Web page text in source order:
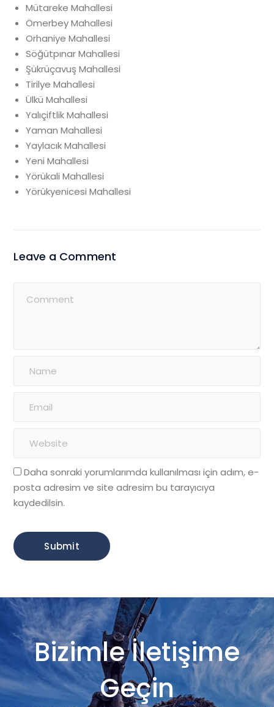
Mütareke Mahallesi
Ömerbey Mahallesi
Orhaniye Mahallesi
Söğütpınar Mahallesi
Şükrüçavuş Mahallesi
Tirilye Mahallesi
Ülkü Mahallesi
Yalıçiftlik Mahallesi
Yaman Mahallesi
Yaylacık Mahallesi
Yeni Mahallesi
Yörükali Mahallesi
Yörükyenicesi Mahallesi
Leave a Comment
Daha sonraki yorumlarımda kullanılması için adım, e-
posta adresim ve site adresim bu tarayıcıya
kaydedilsin.
Bizimle İletişime
Geçin